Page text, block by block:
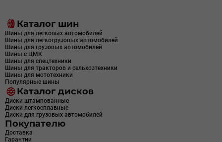
Каталог шин
Шины для легковых автомобилей
Шины для легкогрузовых автомобилей
Шины для грузовых автомобилей
Шины с ЦМК
Шины для спецтехники
Шины для тракторов и сельхозтехники
Шины для мототехники
Популярные шины
Каталог дисков
Диски штампованные
Диски легкосплавные
Диски для грузовых автомобилей
Покупателю
Доставка
Гарантии